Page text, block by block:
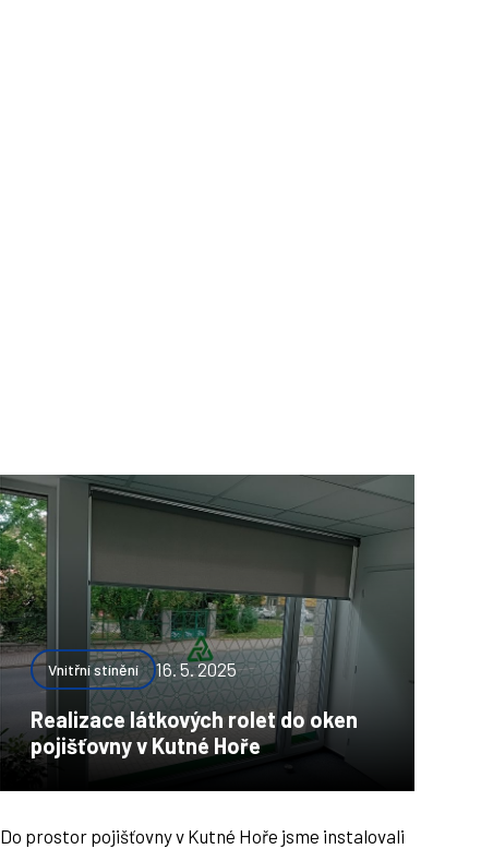
Vnitřní stínění 16. 5. 2025
Realizace látkových rolet do oken
pojišťovny v Kutné Hoře
Do prostor pojišťovny v Kutné Hoře jsme instalovali